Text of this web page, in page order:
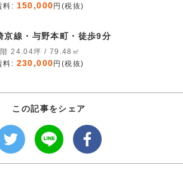
料: 150,000 円(税抜)
京線・与野本町・徒歩9分
1階 24.04坪 / 79.48㎡
料: 230,000 円(税抜)
この記事をシェア